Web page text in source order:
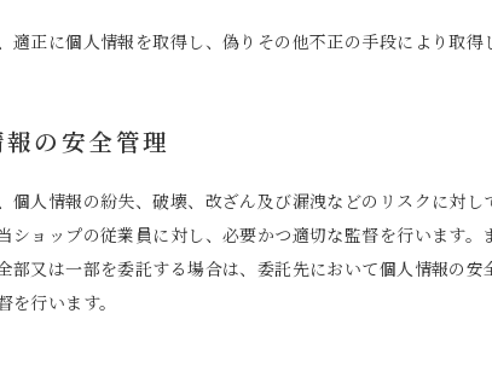
適正に個人情報を取得し、偽りその他不正の手段により取得
の安全管理
個人情報の紛失、破壊、改ざん及び漏洩などのリスクに対
ショップの従業員に対し、必要かつ適切な監督を行います
部又は一部を委託する場合は、委託先において個人情報の
を行います。